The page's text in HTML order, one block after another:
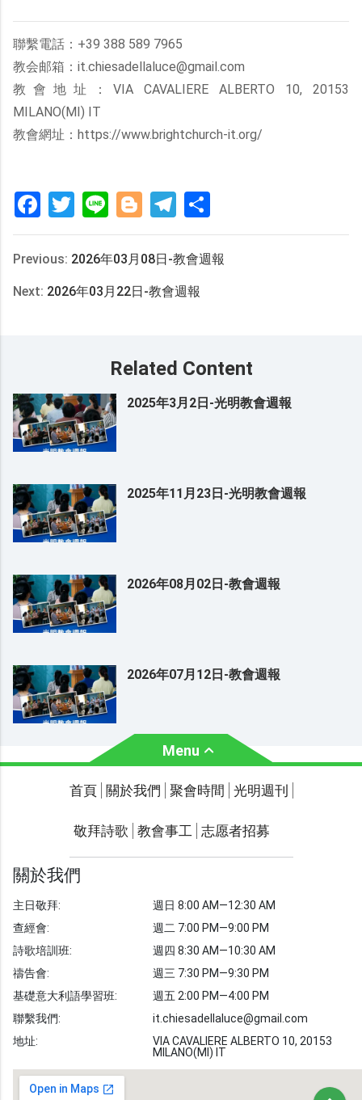
聯繫電話：+39 388 589 7965
教会邮箱：it.chiesadellaluce@gmail.com
教會地址：VIA CAVALIERE ALBERTO 10, 20153
MILANO(MI) IT
教會網址：https://www.brightchurch-it.org/
FacebookTwitter Line Blogger Telegram
Previous: 2026年03月08日-教會週報
Next: 2026年03月22日-教會週報
Related Content
2025年3月2日-光明教會週報
2025年11月23日-光明教會週報
2026年08月02日-教會週報
2026年07月12日-教會週報
Menu
關於我們 聚會時間
光明週刊 學習聖經
聖經故事
敬拜詩歌 圖庫
聖經金句
教會事工 志愿者招募
首頁 關於我們 聚會時間 光明週刊
敬拜詩歌 教會事工 志愿者招募
關於我們
主日敬拜:
查經會:
詩歌培訓班:
禱告會:
基礎意大利語學習班:
聯繫我們:
地址:
週日 8:00 AM—12:30 AM
週二 7:00 PM—9:00 PM
週四 8:30 AM—10:30 AM
週三 7:30 PM—9:30 PM
週五 2:00 PM—4:00 PM
it.chiesadellaluce@gmail.com
VIA CAVALIERE ALBERTO 10, 20153
MILANO(MI) IT